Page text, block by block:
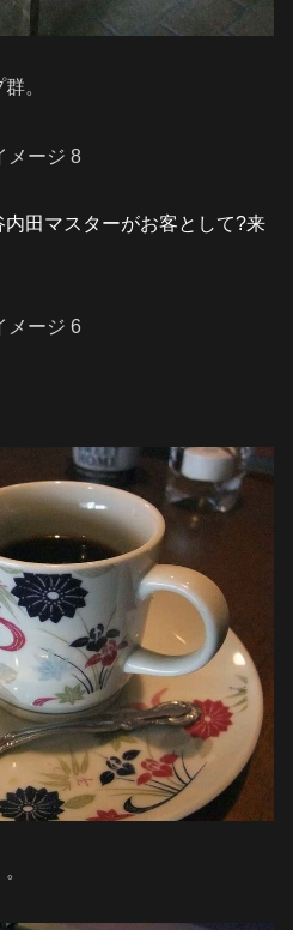
。
内田マスターがお客として?来